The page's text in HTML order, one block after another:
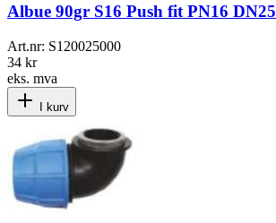
Albue 90gr S16 Push fit PN16 DN25
Art.nr: S120025000
34 kr
eks. mva
I kurv